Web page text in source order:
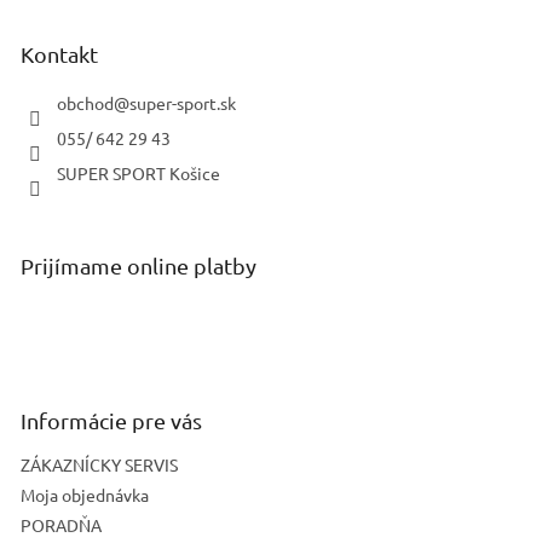
Kontakt
obchod@super-sport.sk
055/ 642 29 43
SUPER SPORT Košice
Prijímame online platby
Informácie pre vás
ZÁKAZNÍCKY SERVIS
Moja objednávka
PORADŇA